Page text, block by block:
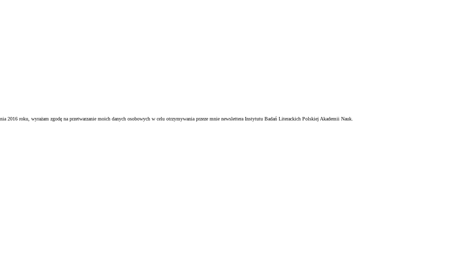
2016 roku, wyrażam zgodę na przetwarzanie moich danych osobowych w celu otrzymywania przeze mnie newslettera Instytutu Badań Literackich Polskiej Akademii Nauk.